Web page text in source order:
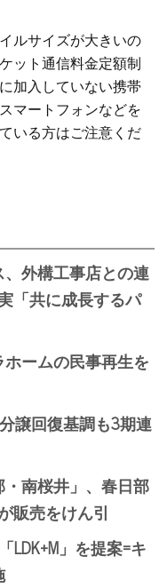
ルサイズが大きいの
ット通信料金定額制
加入していない携帯
マートフォンなどを
いる方はご注意くだ
外構工事店との連
「共に成長するパ
ームの民事再生を
譲回復基調も3期連
南桜井」、春日部
販売をけん引
LDK+M」を提案=キ